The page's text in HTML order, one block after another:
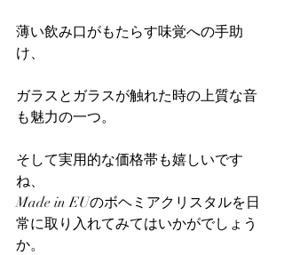
薄い飲み口がもたらす味覚への手助
け、
ガラスとガラスが触れた時の上質な音
も魅力の一つ。
そして実用的な価格帯も嬉しいです
ね、
Made in EUのボヘミアクリスタルを日
常に取り入れてみてはいかがでしょう
か。